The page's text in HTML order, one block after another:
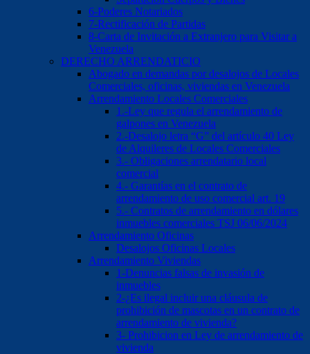
6-Poderes Notariados
7-Rectificación de Partidas
8-Carta de Invitación a Extranjero para Visitar a
Venezuela
DERECHO ARRENDATICIO
Abogado en demandas por desalojos de Locales
Comerciales, oficinas, viviendas en Venezuela
Arrendamiento Locales Comerciales
1.-Ley que regula el arrendamiento de
galpones en Venezuela
2.-Desalojo letra “G” del artículo 40 Ley
de Alquileres de Locales Comerciales
3.- Obligaciones arrendatario local
comercial
4.- Garantías en el contrato de
arrendamiento de uso comercial art. 19
5.- Contratos de arrendamiento en dólares
inmuebles comerciales TSJ 06/06/2024
Arrendamiento Oficinas
Desalojos Oficinas Locales
Arrendamiento Viviendas
1-Denuncias falsas de invasión de
inmuebles
2-¿Es ilegal incluir una cláusula de
prohibición de mascotas en un contrato de
arrendamiento de vivienda?
3- Prohibicion en Ley de arrendamiento de
vivienda